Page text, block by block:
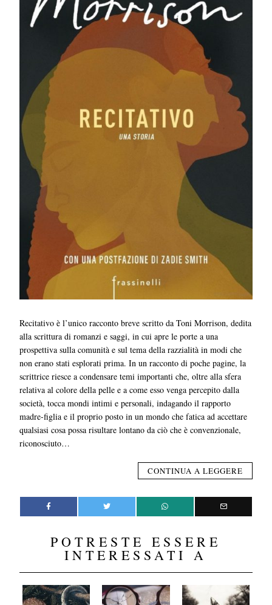
Recitativo è l’unico racconto breve scritto da Toni Morrison, dedita
alla scrittura di romanzi e saggi, in cui apre le porte a una
prospettiva sulla comunità e sul tema della razzialità in modi che
non erano stati esplorati prima. In un racconto di poche pagine, la
scrittrice riesce a condensare temi importanti che, oltre alla sfera
relativa al colore della pelle e a come esso venga percepito dalla
società, tocca mondi intimi e personali, indagando il rapporto
madre-figlia e il proprio posto in un mondo che fatica ad accettare
qualsiasi cosa possa risultare lontano da ciò che è convenzionale,
riconosciuto…
CONTINUA A LEGGERE
POTRESTE ESSERE
INTERESSATI A